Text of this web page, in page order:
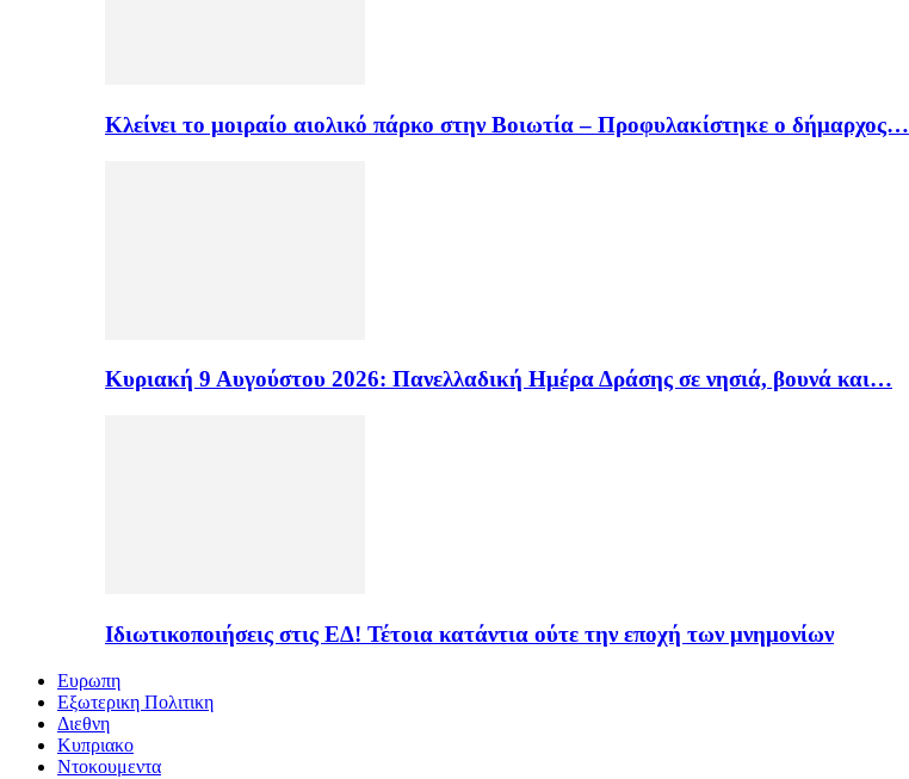
Κλείνει το μοιραίο αιολικό πάρκο στην Βοιωτία – Προφυλακίστηκε ο δήμαρχος…
Κυριακή 9 Αυγούστου 2026: Πανελλαδική Ημέρα Δράσης σε νησιά, βουνά και…
Ιδιωτικοποιήσεις στις ΕΔ! Τέτοια κατάντια ούτε την εποχή των μνημονίων
Ευρωπη
Εξωτερικη Πολιτικη
Διεθνη
Κυπριακο
Ντοκουμεντα